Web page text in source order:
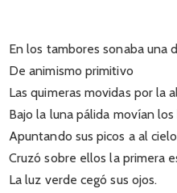
En los tambores sonaba una
De animismo primitivo
Las quimeras movidas por la
Bajo la luna pálida movían los
Apuntando sus picos a al
Cruzó sobre ellos la primera
La luz verde cegó sus ojos.